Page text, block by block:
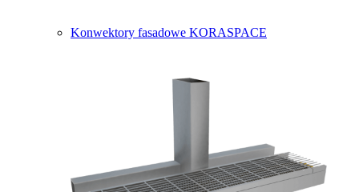
Konwektory fasadowe KORASPACE